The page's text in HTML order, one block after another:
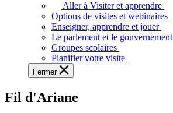
voir,
apprendre
et
à
à
Aller à Visiter et apprendre
Options de visites et webinaires
Enseigner, apprendre et jouer
Le parlement et le gouvernement
Groupes scolaires
Planifier votre visite
Fermer
Fil d'Ariane